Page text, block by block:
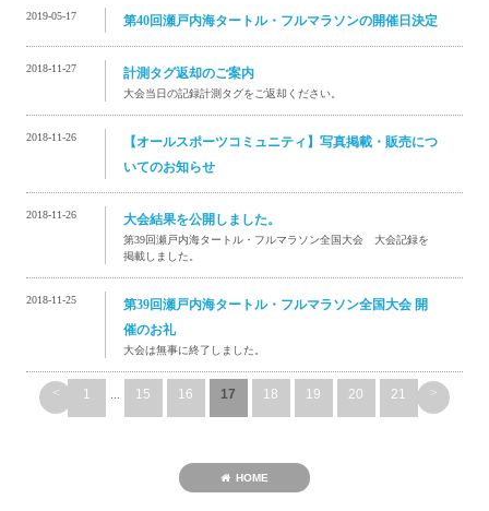
2019-05-17 第40回瀬戸内海タートル・フルマラソンの開催日決定
2018-11-27 計測タグ返却のご案内
大会当日の記録計測タグをご返却ください。
2018-11-26
【オールスポーツコミュニティ】写真掲載・販売につ
いてのお知らせ
2018-11-26 大会結果を公開しました。
第39回瀬戸内海タートル・フルマラソン全国大会 大会記録を
掲載しました。
2018-11-25
第39回瀬戸内海タートル・フルマラソン全国大会 開
催のお礼
大会は無事に終了しました。
< 1 ... 15 16 17 18 19 20 21 >
HOME